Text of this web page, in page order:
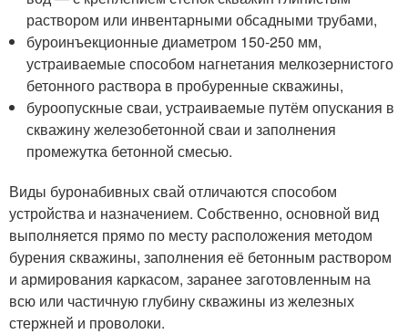
раствором или инвентарными обсадными трубами,
буроинъекционные диаметром 150-250 мм,
устраиваемые способом нагнетания мелкозернистого
бетонного раствора в пробуренные скважины,
буроопускные сваи, устраиваемые путём опускания в
скважину железобетонной сваи и заполнения
промежутка бетонной смесью.
Виды буронабивных свай отличаются способом
устройства и назначением. Собственно, основной вид
выполняется прямо по месту расположения методом
бурения скважины, заполнения её бетонным раствором
и армирования каркасом, заранее заготовленным на
всю или частичную глубину скважины из железных
стержней и проволоки.